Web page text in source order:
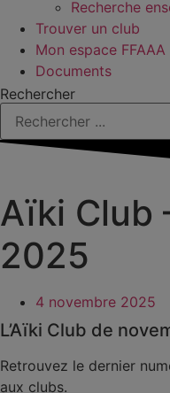
Recherche
Trouver un club
Mon espace FFAAA
Documents
Rechercher
Aïki Club
2025
4 novembre 2025
L’Aïki Club de
Retrouvez le dernier
aux clubs.